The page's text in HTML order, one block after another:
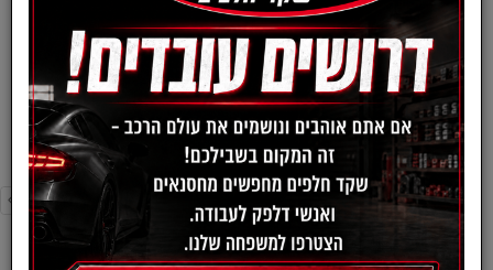
פילטר מזגן-שברולט
‹
«
»
›
סינון ומיון ›
«
»
›